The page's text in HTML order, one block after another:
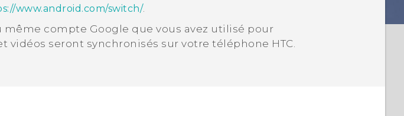
www.android.com/switch/.
même compte Google que vous avez utilisé pour
vidéos seront synchronisés sur votre téléphone HTC.